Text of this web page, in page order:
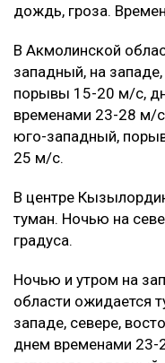
дождь, гроза.
В Акмолинской
западный, на
порывы 15-20 м/с,
временами 23-28 м/
юго-западный,
25 м/с.
В центре
туман. Ночью на
градуса.
Ночью и утром на
области ожидается
западе, севере,
днем временами 23-